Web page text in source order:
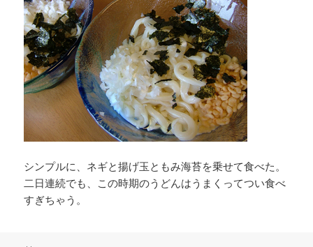
シンプルに、ネギと揚げ玉ともみ海苔を乗せて食べた。
二日連続でも、この時期のうどんはうまくってつい食べ
すぎちゃう。